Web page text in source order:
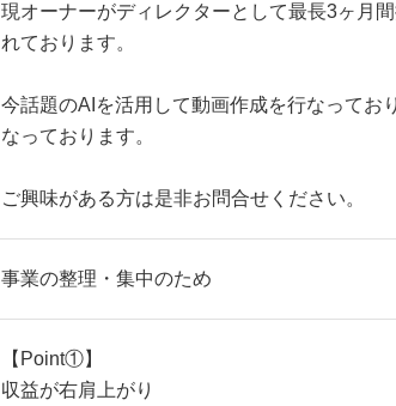
現オーナーがディレクターとして最長3ヶ月
れております。
今話題のAIを活用して動画作成を行なってお
なっております。
ご興味がある方は是非お問合せください。
事業の整理・集中のため
【Point①】
収益が右肩上がり